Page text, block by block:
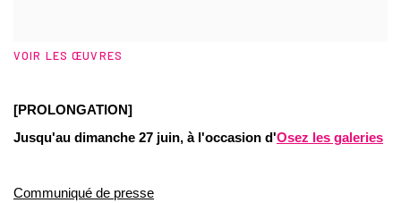
VOIR LES ŒUVRES
[PROLONGATION]
Jusqu'au dimanche 27 juin, à l'occasion d'Osez les galeries
Communiqué de presse